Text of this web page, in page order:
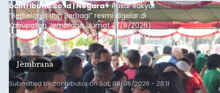
balitribune.co.id | Negara- Pasar Rakyat
“Berbelanja dan Berbagi” resmi digelar di
Kabupaten Jembrana, Jumat (7/8/2026).
Kegiatan yang digelar Gedung Kesenian Ir.
Soekarno ini memadukan pemberdayaan
ekonomi masyarakat dengan aksi sosial tersebut
mendapat antusiasme tinggi dan mencatat nilai
transaksi mencapai Rp672.733.200.
Jembrana
Submitted bycontributoronSat, 08/08/2026 - 20:11